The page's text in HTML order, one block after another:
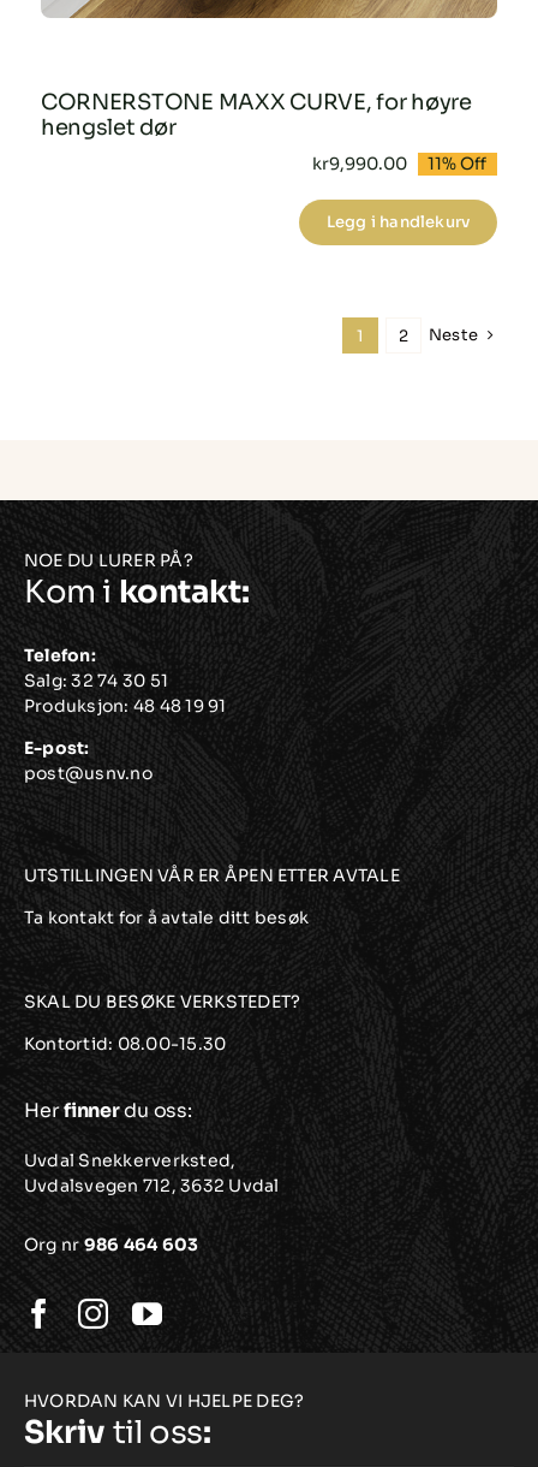
CORNERSTONE MAXX CURVE, for høyre
hengslet dør
Opprinnelig
var:
kr11,235.00.
kr9,990.00Nåværende
er:
kr9,990.00.
11% Off
Legg i handlekurv
1 2 Neste
NOE DU LURER PÅ?
Kom i kontakt:
Telefon:
Salg:32 74 30 51
Produksjon: 48 48 19 91
E-post:
post@usnv.no
UTSTILLINGEN VÅR ER ÅPEN ETTER AVTALE
Ta kontakt for å avtale ditt besøk
SKAL DU BESØKE VERKSTEDET?
Kontortid: 08.00-15.30
Herfinnerdu oss:
Uvdal Snekkerverksted,
Uvdalsvegen 712, 3632 Uvdal
Org nr 986 464 603
HVORDAN KAN VI HJELPE DEG?
Skriv til oss: